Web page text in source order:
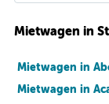
Mietwagen in
Mietwagen in
Mietwagen in